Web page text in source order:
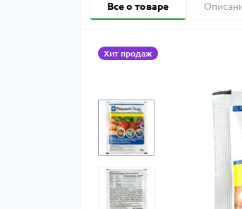
Все о товаре
Хит продаж